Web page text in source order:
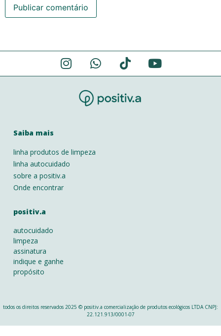
Alternative:
Saiba mais
linha produtos de limpeza
linha autocuidado
sobre a positiv.a
Onde encontrar
positiv.a
autocuidado
limpeza
assinatura
indique e ganhe
propósito
todos os direitos reservados 2025 © positiv.a comercialização de produtos ecológicos LTDA CNPJ:
22.121.913/0001-07